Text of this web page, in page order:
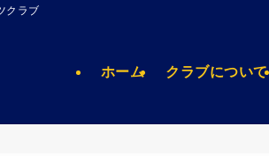
クラブ
ホーム クラブについて